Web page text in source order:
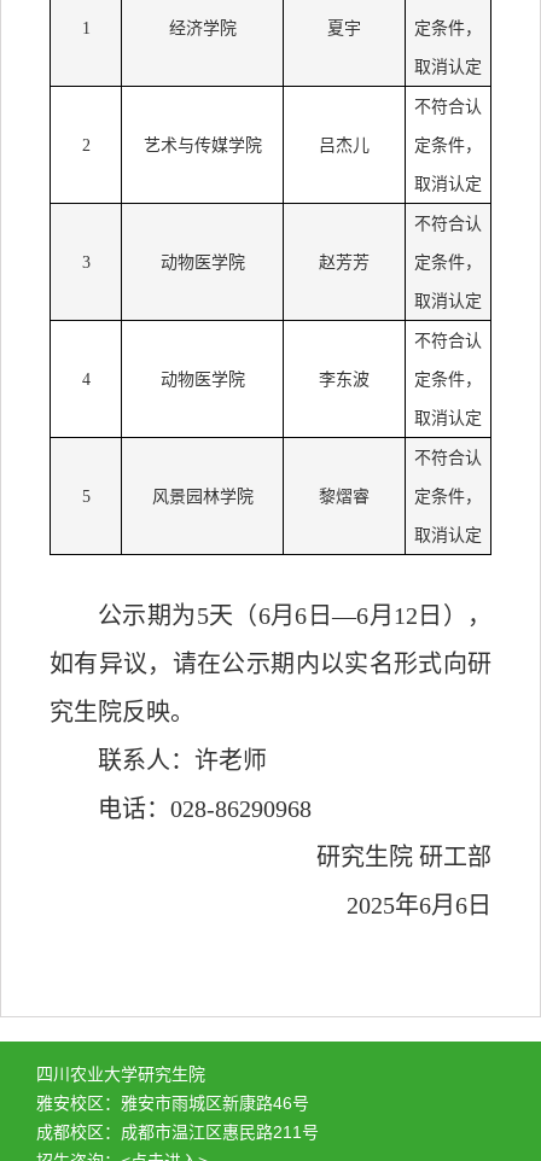
1 经济学院 夏宇 定条件，
取消认定
2 艺术与传媒学院 吕杰儿
不符合认
定条件，
取消认定
3 动物医学院 赵芳芳
不符合认
定条件，
取消认定
4 动物医学院 李东波
不符合认
定条件，
取消认定
5 风景园林学院 黎熠睿
不符合认
定条件，
取消认定
公示期为5天（6月6日—6月12日），
如有异议，请在公示期内以实名形式向研
究生院反映。
联系人：许老师
电话： 028-86290968
研究生院 研工部
2025年6月 6 日
四川农业大学研究生院
雅安校区：雅安市雨城区新康路46号
成都校区：成都市温江区惠民路211号